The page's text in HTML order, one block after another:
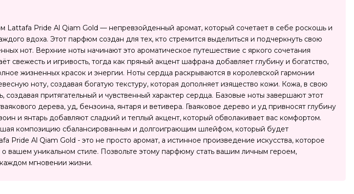
Pride Al Qiam Gold — непревзойденный аромат, который сочетает в себе роскошь и
вдоха. Этот парфюм создан для тех, кто стремится выделиться и подчеркнуть свою
нот. Верхние ноты начинают это ароматическое путешествие с яркого сочетания
свежесть и игривость, тогда как пряный акцент шафрана добавляет глубину и богатство,
жизненных красок и энергии. Ноты сердца раскрываются в королевской гармонии
ноту, создавая богатую текстуру, которая дополняет изящество кожи. Кожа, в свою
создавая притягательный и чувственный характер сердца. Базовые ноты завершают этот
дерева, уд, бензоина, янтаря и ветивера. Гваяковое дерево и уд привносят глубину
и янтарь добавляют сладкий и теплый акцент, который обволакивает вас комфортом.
композицию сбалансированным и долгоиграющим шлейфом, который будет
Pride Al Qiam Gold - это не просто аромат, а истинное произведение искусства, которое
вашем уникальном стиле. Позвольте этому парфюму стать вашим личным героем,
мгновении жизни.